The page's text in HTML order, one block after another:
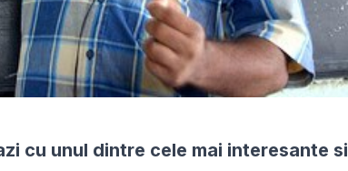
cu unul dintre cele mai interesante si